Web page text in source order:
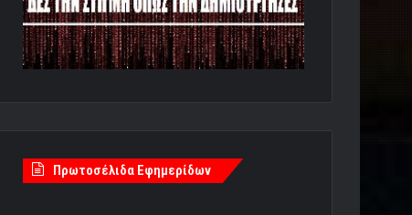
Πρωτοσέλιδα Εφημερίδων